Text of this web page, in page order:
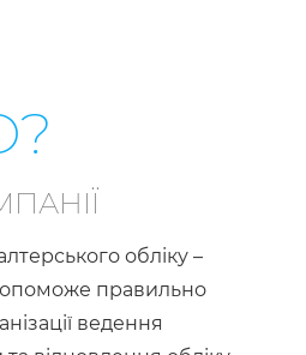
обліку –
правильно
ведення